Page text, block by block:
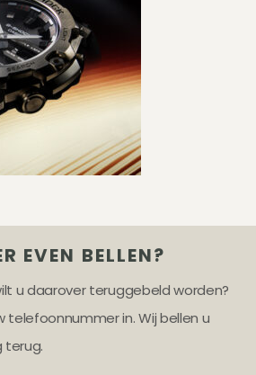
EVEN BELLEN?
u daarover teruggebeld worden?
telefoonnummer in. Wij bellen u
terug.